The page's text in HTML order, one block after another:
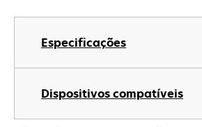
Especificações
Dispositivos compatíveis